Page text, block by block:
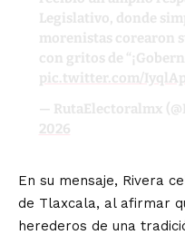
Legislativo, donde
morenistas corearon
con gritos de
pic.twitter.com/
— RutaElectoralmx
2026
En su mensaje, Rivera
de Tlaxcala, al afirmar
herederos de una